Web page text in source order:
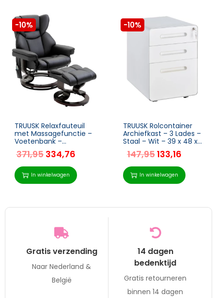
-10%
TRUUSK Relaxfauteuil
met Massagefunctie –
Voetenbank –
Ligfunctie –
Imitatieleer – 79 x 82 x
101 cm
371,95 334,76
In winkelwagen
-10%
TRUUSK Rolcontainer
Archiefkast – 3 Lades –
Staal – Wit – 39 x 48 x
59 cm –
Kantooropbergdoos
147,95133,16
In winkelwagen
Gratis verzending
Naar Nederland &
België
14 dagen
bedenktijd
Gratis retourneren
binnen 14 dagen